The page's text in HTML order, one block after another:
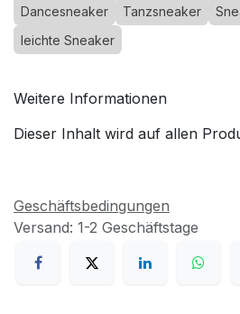
Dancesneaker Tanzsneaker
leichte Sneaker
Weitere Informationen
Dieser Inhalt wird auf allen
Geschäftsbedingungen
Versand: 1-2 Geschäftstage